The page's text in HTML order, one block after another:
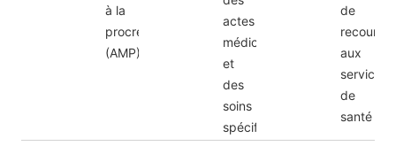
à la
procréation
(AMP)
actes
médicaux
et
des
soins
spécifiques
de
recours
aux
services
de
santé